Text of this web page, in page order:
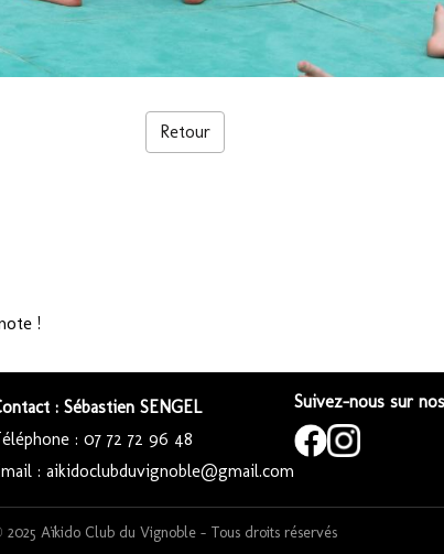
Retour
!
: Sébastien SENGEL
: 07 72 72 96 48
: aikidoclubduvignoble@gmail.com
Suivez-nous sur
2025 Aïkido Club du Vignoble – Tous droits réservés